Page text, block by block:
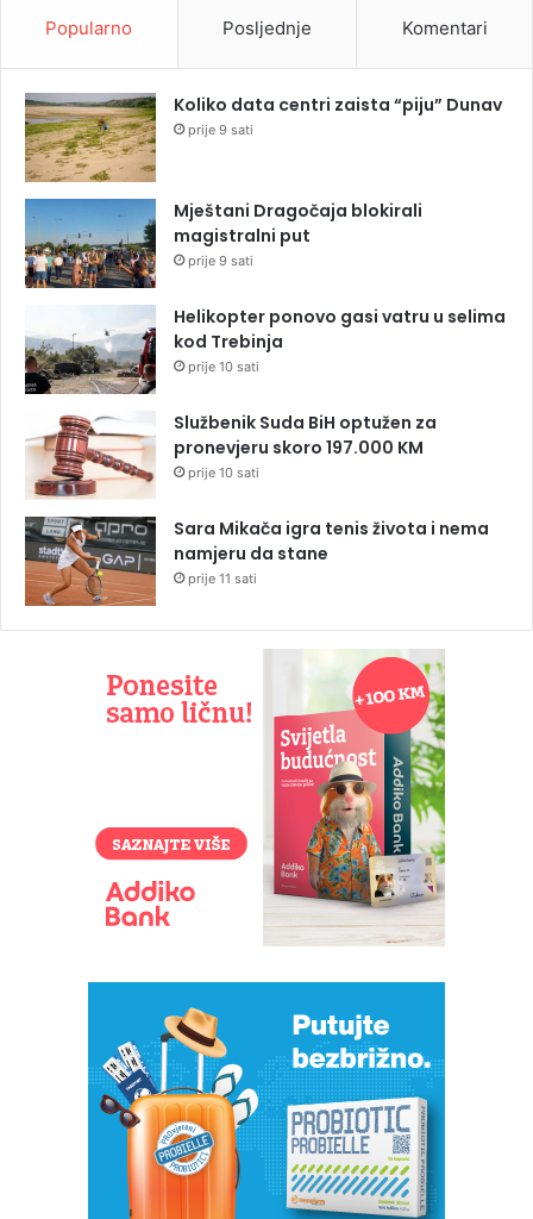
Popularno Posljednje Komentari
Koliko data centri zaista “piju” Dunav
prije 9 sati
Mještani Dragočaja blokirali
magistralni put
prije 9 sati
Helikopter ponovo gasi vatru u selima
kod Trebinja
prije 10 sati
Službenik Suda BiH optužen za
pronevjeru skoro 197.000 KM
prije 10 sati
Sara Mikača igra tenis života i nema
namjeru da stane
prije 11 sati